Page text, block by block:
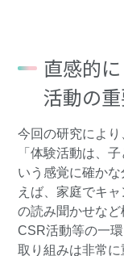
直感的
活動の
今回の研究によ
「体験活動は、
いう感覚に確か
えば、家庭でキ
の読み聞かせなど
CSR活動等の一
取り組みは非常に